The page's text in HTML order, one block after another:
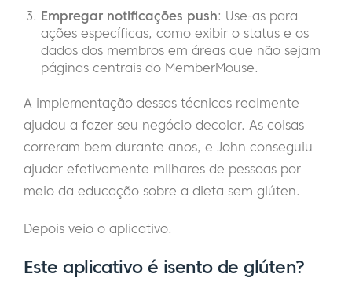
Empregar notificações push: Use-as para
ações específicas, como exibir o status e os
dados dos membros em áreas que não sejam
páginas centrais do MemberMouse.
A implementação dessas técnicas realmente
ajudou a fazer seu negócio decolar. As coisas
correram bem durante anos, e John conseguiu
ajudar efetivamente milhares de pessoas por
meio da educação sobre a dieta sem glúten.
Depois veio o aplicativo.
Este aplicativo é isento de glúten?